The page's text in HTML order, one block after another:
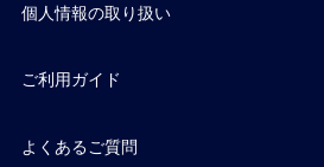
個人情報の取り扱い
ご利用ガイド
よくあるご質問